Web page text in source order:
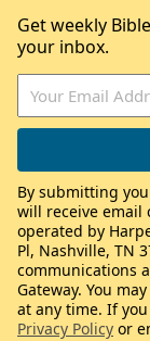
Get weekly
your inbox.
By submitting
will receive email
operated by
Pl, Nashville, TN
communications
Gateway. You
at any time. If
Privacy Policy or